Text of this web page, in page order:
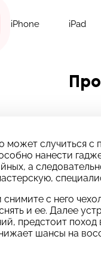
iPhone iPad
может случиться с
нанести
а
снимите с него
и ее. Далее
предстоит поход
шансы на